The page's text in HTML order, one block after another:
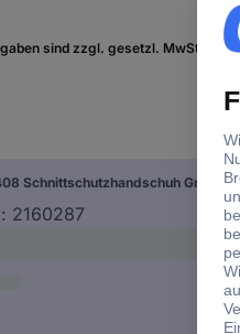
sind zzgl. gesetzl. MwSt., zzgl.
uvex D500 foam 6060408
2160287